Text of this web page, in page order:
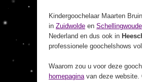
Kindergoochelaar Maarten
in Zuidwolde en Schellingwoude
Nederland en dus ook in
professionele goochelshows
Waarom zou u voor deze
homepaginavan deze website.